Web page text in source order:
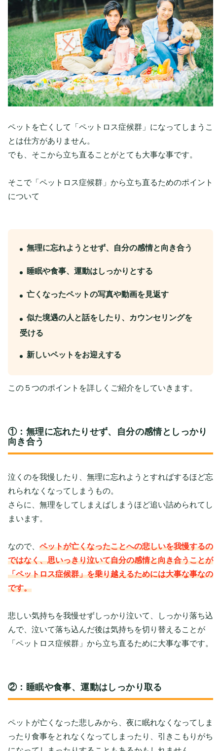
ペットを亡くして「ペットロス症候群」になってしまうこ
とは仕方がありません。
でも、そこから立ち直ることがとても大事な事です。
そこで「ペットロス症候群」から立ち直るためのポイント
について
無理に忘れようとせず、自分の感情と向き合う
睡眠や食事、運動はしっかりとする
亡くなったペットの写真や動画を見返す
似た境遇の人と話をしたり、カウンセリングを
受ける
新しいペットをお迎えする
この５つのポイントを詳しくご紹介をしていきます。
①：無理に忘れたりせず、自分の感情としっかり
向き合う
泣くのを我慢したり、無理に忘れようとすればするほど忘
れられなくなってしまうもの。
さらに、無理をしてしまえばしまうほど追い詰められてし
まいます。
なので、 ペットが亡くなったことへの悲しいを我慢するの
ではなく、思いっきり泣いて自分の感情と向き合うことが
「ペットロス症候群」を乗り越えるためには大事な事なの
です。
悲しい気持ちを我慢せずしっかり泣いて、しっかり落ち込
んで、泣いて落ち込んだ後は気持ちを切り替えることが
「ペットロス症候群」から立ち直るために大事な事です。
②：睡眠や食事、運動はしっかり取る
ペットが亡くなった悲しみから、夜に眠れなくなってしま
ったり食事をとれなくなってしまったり、引きこもりがち